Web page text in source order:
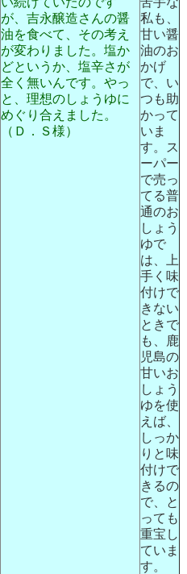
が、吉永醸造さんの醤
油を食べて、その考え
が変わりました。塩か
どというか、塩辛さが
全く無いんです。やっ
と、理想のしょうゆに
めぐり合えました。
（Ｄ．Ｓ様）
私も、
甘い醤
油のお
かげ
で、い
つも助
かって
いま
す。ス
ーパー
で売っ
てる普
通のお
しょう
ゆで
は、上
手く味
付けで
きない
ときで
も、鹿
児島の
甘いお
しょう
ゆを使
えば、
しっか
りと味
付けで
きるの
で、と
っても
重宝し
ていま
す。